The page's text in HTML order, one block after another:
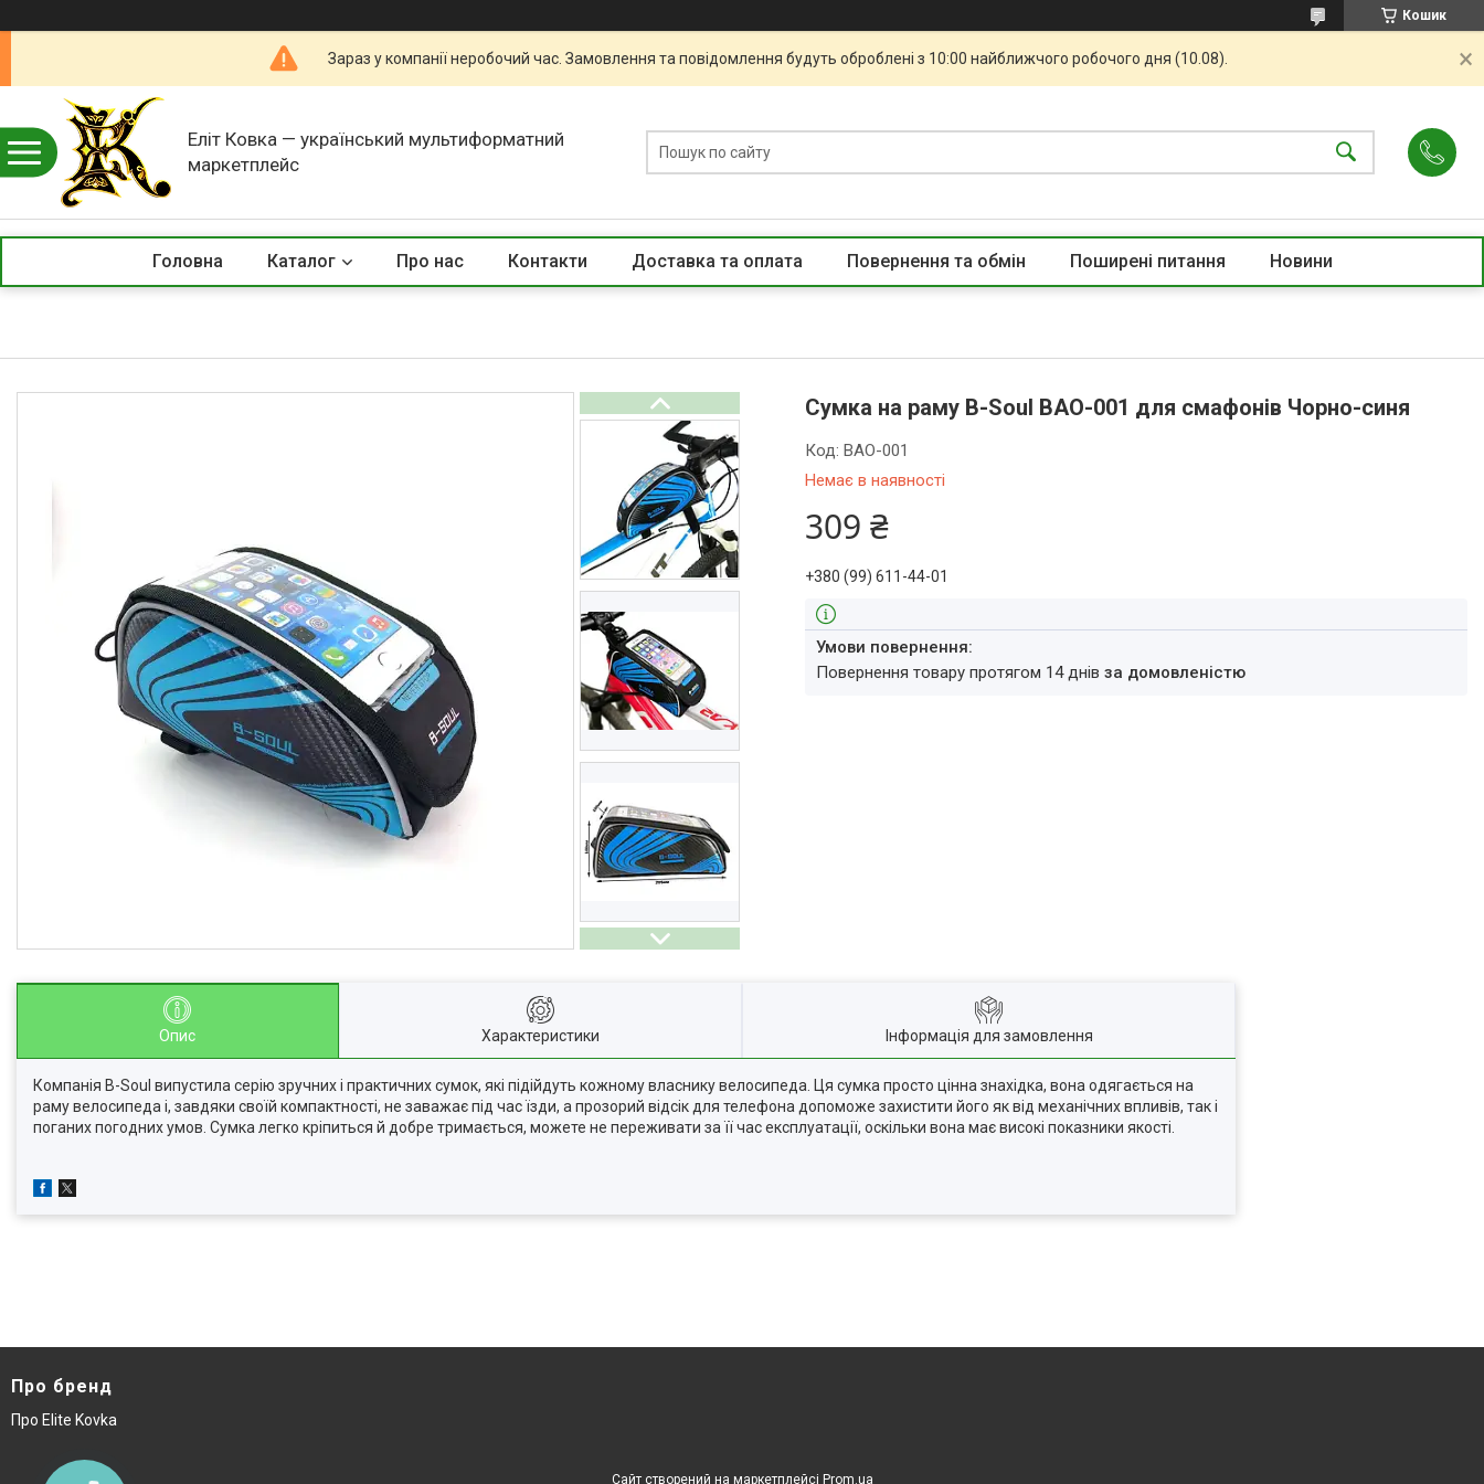
Кошик
Зараз у компанії неробочий час. Замовлення та повідомлення будуть оброблені з 10:00 найближчого робочого дня (10.08).
Еліт Ковка — український мультиформатний
маркетплейс
Головна Каталог Про нас Контакти Доставка та оплата Повернення та обмін Поширені питання Новини
Сумка на раму B-Soul BAO-001 для смафонів Чорно-синя
Немає в наявності
Код:BAO-001
309 ₴
+380 (99) 611-44-01
повернення товару протягом 14 днівза домовленістю
Опис Характеристики Інформація для замовлення
Компанія B-Soul випустила серію зручних і практичних сумок, які підійдуть кожному власнику велосипеда. Ця сумка просто цінна знахідка, вона одягається на
раму велосипеда і, завдяки своїй компактності, не заважає під час їзди, а прозорий відсік для телефона допоможе захистити його як від механічних впливів, так і
поганих погодних умов. Сумка легко кріпиться й добре тримається, можете не переживати за її час експлуатації, оскільки вона має високі показники якості.
Про бренд
Про Elite Kovka
Сайт створений на маркетплейсі Prom.ua